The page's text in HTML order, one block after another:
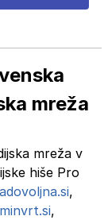
mreža
mreža v
hiše Pro
,
,